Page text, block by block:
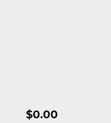
$0.00